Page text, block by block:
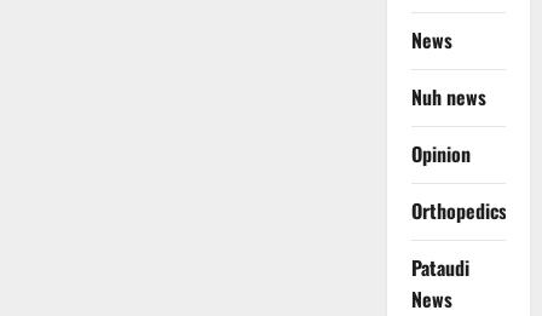
News
Nuh news
Opinion
Orthopedics
Pataudi
News